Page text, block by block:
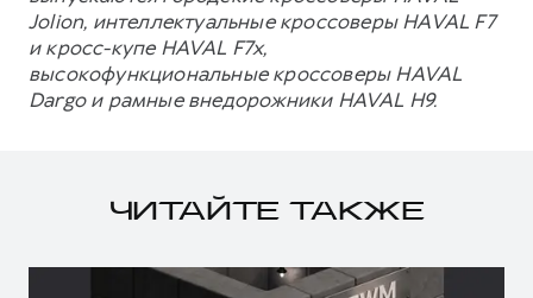
Jolion, интеллектуальные кроссоверы HAVAL F7
и кросс-купе HAVAL F7x,
высокофункциональные кроссоверы HAVAL
Dargo и рамные внедорожники HAVAL H9.
ЧИТАЙТЕ ТАКЖЕ